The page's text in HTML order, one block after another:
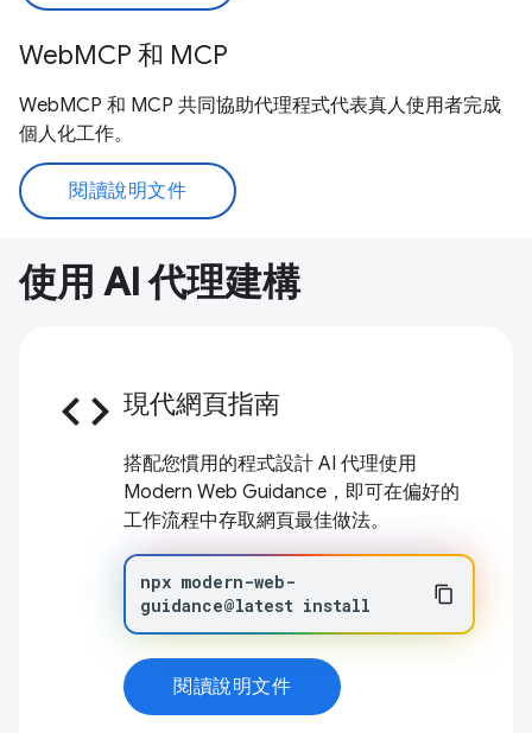
WebMCP 和 MCP
WebMCP 和 MCP 共同協助代理程式代表真人使用者完成
個人化工作。
閱讀說明文件
使用 AI 代理建構
code 現代網頁指南
搭配您慣用的程式設計 AI 代理使用
Modern Web Guidance，即可在偏好的
工作流程中存取網頁最佳做法。
npx modern-web-
guidance@latest install
閱讀說明文件